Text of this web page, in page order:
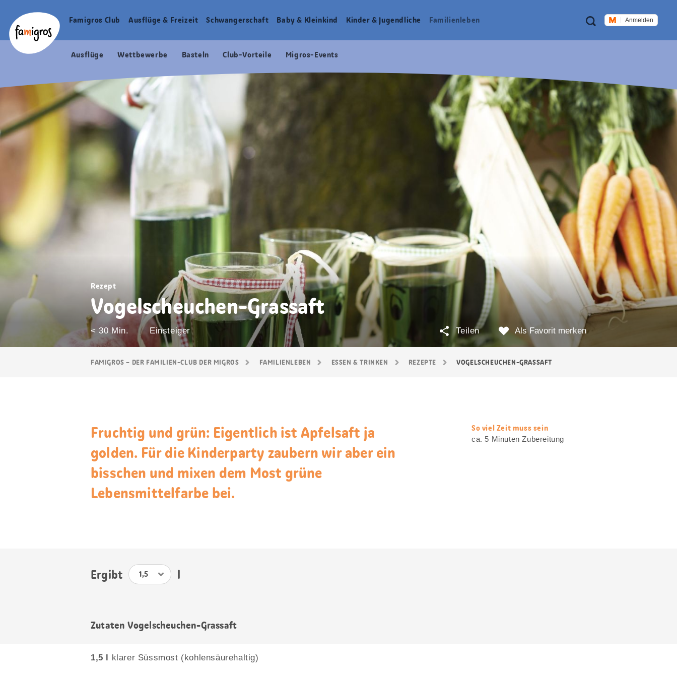
Navigation
Logo
Meta
Navigation
Suche Anmelden
Haupt
Famigros Club Ausflüge & Freizeit Schwangerschaft Baby & Kleinkind Kinder & Jugendliche Familien­leben
Ausflüge Wettbewerbe Basteln Club-Vorteile Migros-Events
FAMIGROS – DER FAMILIEN-CLUB DER MIGROS FAMILIEN­LEBEN ESSEN & TRINKEN REZEPTE VOGELSCHEUCHEN-GRASSAFT
Rezept
Vogelscheuchen-Grassaft
< 30 Min. Einsteiger Als Favorit merken
Teilen
Fruchtig und grün: Eigentlich ist Apfelsaft ja
golden. Für die Kinderparty zaubern wir aber ein
bisschen und mixen dem Most grüne
Lebensmittelfarbe bei.
web.recipe.accessibilityTitle
So viel Zeit muss sein
ca. 5 Minuten Zubereitung
Ergibt l
Zutaten Vogelscheuchen-Grassaft
1,5 l klarer Süssmost (kohlensäurehaltig)